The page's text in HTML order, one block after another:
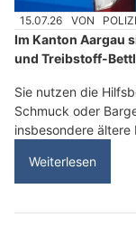
15.07.26 VON
Im Kanton Aargau
und Treibstoff-
Sie nutzen die
Schmuck oder
insbesondere ältere
Weiterlesen